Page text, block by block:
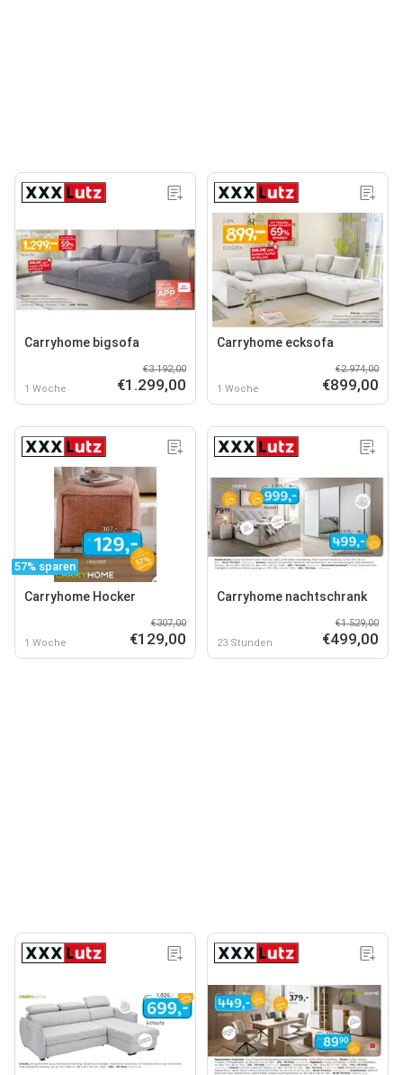
Carryhome bigsofa
1 Woche
€3.192,00
€1.299,00
Carryhome ecksofa
1 Woche
€2.974,00
€899,00
57% sparen
Carryhome Hocker
1 Woche
€307,00
€129,00
Carryhome nachtschrank
23 Stunden
€1.529,00
€499,00